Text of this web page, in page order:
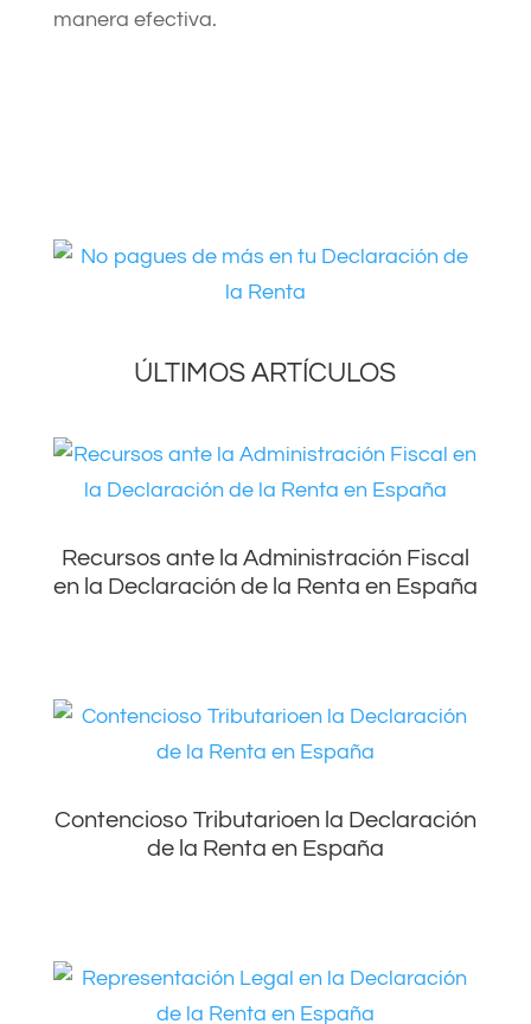
manera efectiva.
ÚLTIMOS ARTÍCULOS
Recursos ante la Administración Fiscal
en la Declaración de la Renta en España
Contencioso Tributarioen la Declaración
de la Renta en España